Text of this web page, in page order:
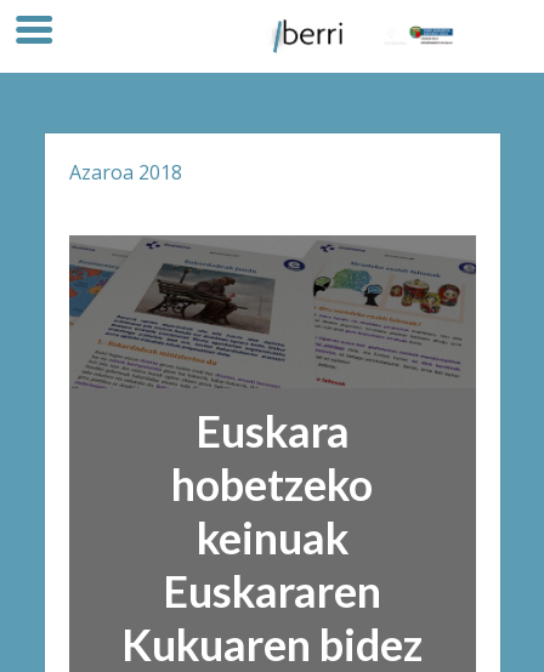
Azaroa 2018
Euskara
hobetzeko
keinuak
Euskararen
Kukuaren bidez